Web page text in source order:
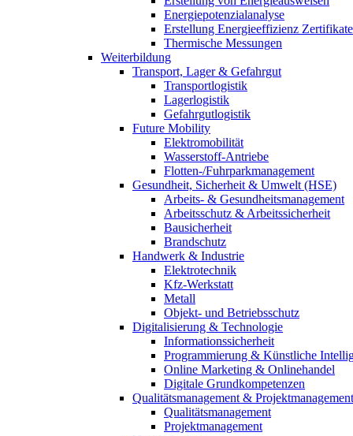
Energiepotenzialanalyse
Erstellung Energieeffizienz Zertifikate
Thermische Messungen
Weiterbildung
Transport, Lager & Gefahrgut
Transportlogistik
Lagerlogistik
Gefahrgutlogistik
Future Mobility
Elektromobilität
Wasserstoff-Antriebe
Flotten-/Fuhrparkmanagement
Gesundheit, Sicherheit & Umwelt (HSE)
Arbeits- & Gesundheitsmanagement
Arbeitsschutz & Arbeitssicherheit
Bausicherheit
Brandschutz
Handwerk & Industrie
Elektrotechnik
Kfz-Werkstatt
Metall
Objekt- und Betriebsschutz
Digitalisierung & Technologie
Informationssicherheit
Programmierung & Künstliche
Online Marketing & Onlinehandel
Digitale Grundkompetenzen
Qualitätsmanagement & Projektmanagement
Qualitätsmanagement
Projektmanagement